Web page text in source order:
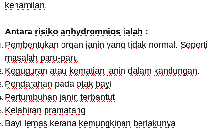
kehamilan.
Antara risiko anhydromnios ialah :
Pembentukan organ janin yang tidak normal. Seperti
masalah paru-paru
Keguguran atau kematian janin dalam kandungan.
Pendarahan pada otak bayi
Pertumbuhan janin terbantut
Kelahiran pramatang
Bayi lemas kerana kemungkinan berlakunya